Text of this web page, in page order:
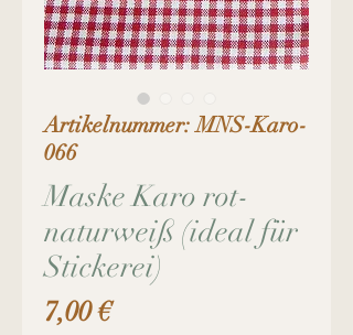
Artikelnummer: MNS-Karo-
066
Maske Karo rot-
naturweiß (ideal für
Stickerei)
7,00 €Preis